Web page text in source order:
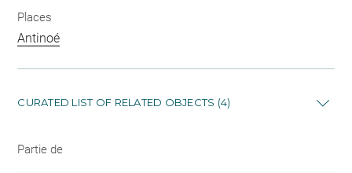
Places
Antinoé
CURATED LIST OF RELATED OBJECTS (4)
Partie de